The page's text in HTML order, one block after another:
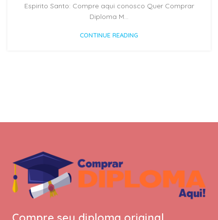
Espirito Santo: Compre aqui conosco Quer Comprar
Diploma M...
CONTINUE READING